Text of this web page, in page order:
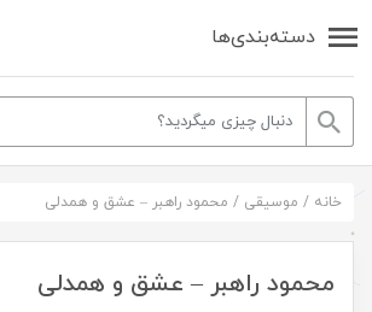
دسته‌بندی‌ها
خانه / موسیقی / محمود راهبر – عشق و همدلی
محمود راهبر – عشق و همدلی